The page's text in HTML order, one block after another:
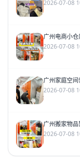
2026-07-08
广州电商小
2026-07-08
广州家庭空
2026-07-08
广州搬家物
2026-07-08